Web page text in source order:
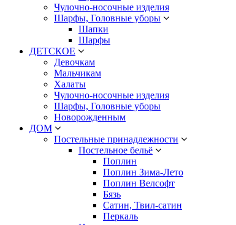
Чулочно-носочные изделия
Шарфы, Головные уборы
Шапки
Шарфы
ДЕТСКОЕ
Девочкам
Мальчикам
Халаты
Чулочно-носочные изделия
Шарфы, Головные уборы
Новорожденным
ДОМ
Постельные принадлежности
Постельное бельё
Поплин
Поплин Зима-Лето
Поплин Велсофт
Бязь
Сатин, Твил-сатин
Перкаль